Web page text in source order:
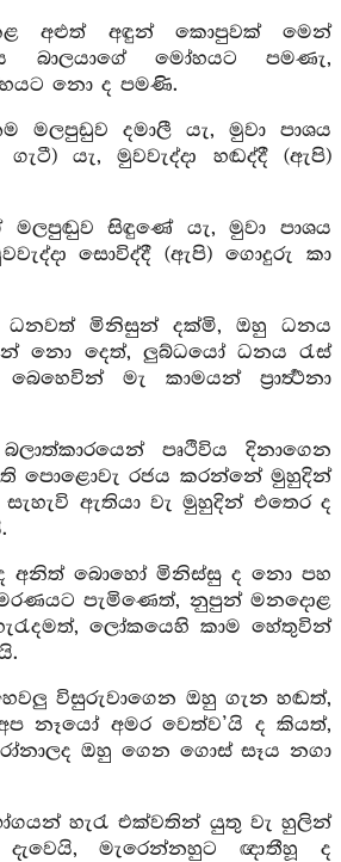
අළුත් අඳුන් කොපුවක් මෙන්
බාලයාගේ මෝහයට පමණැ,
නො ද පමණි.
මලපුඩුව දමාලී යැ, මුවා පාශය
යැ, මුවවැද්දා හඬද්දී (ඇපි)
මලපුඬුව සිඳුණේ යැ, මුවා පාශය
සොවිද්දී (ඇපි) ගොදුරු කා
ධනවත් මිනිසුන් දක්මි, ඔහු ධනය
නො දෙත්, ලුබ්ධයෝ ධනය රැස්
මැ කාමයන් ප්‍රාර්‍ත්‍ථනා
පෘථිවිය දිනාගෙන
පොළොවැ රජය කරන්නේ මුහුදින්
ඇතියා වැ මුහුදින් එතෙර ද
ද අනිත් බොහෝ මිනිස්සු ද නො පහ
පැමිණෙත්, නුපුන් මනදොළ
ලෝකයෙහි කාම හේතුවින්
විසුරුවාගෙන ඔහු ගැන හඬත්,
නෑයෝ අමර වෙත්ව’යි ද කියත්,
ඔහු ගෙන ගොස් සෑය නගා
හැරැ එක්වතින් යුතු වැ හුලින්
මැරෙන්නහුට ඥාතීහූ ද